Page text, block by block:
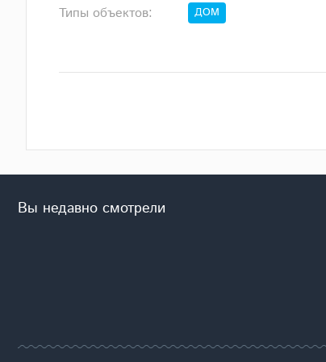
Типы объектов: ДОМ
Вы недавно смотрели